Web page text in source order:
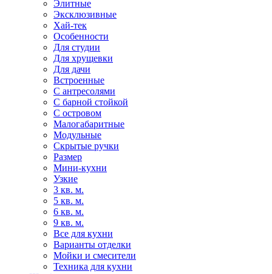
Элитные
Эксклюзивные
Хай-тек
Особенности
Для студии
Для хрущевки
Для дачи
Встроенные
С антресолями
С барной стойкой
С островом
Малогабаритные
Модульные
Скрытые ручки
Размер
Мини-кухни
Узкие
3 кв. м.
5 кв. м.
6 кв. м.
9 кв. м.
Все для кухни
Варианты отделки
Мойки и смесители
Техника для кухни